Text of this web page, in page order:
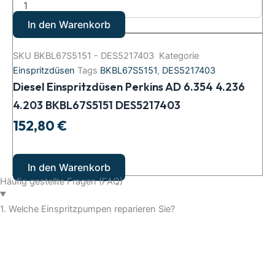
In den Warenkorb
SKU BKBL67S5151 - DES5217403 Kategorie
Einspritzdüsen Tags BKBL67S5151, DES5217403
Diesel Einspritzdüsen Perkins AD 6.354 4.236
4.203 BKBL67S5151 DES5217403
152,80€
In den Warenkorb
Häufig gestellte Fragen (FAQ)
1. Welche Einspritzpumpen reparieren Sie?